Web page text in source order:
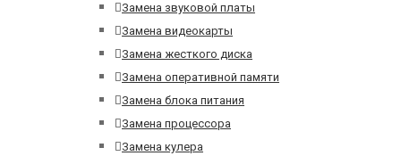
Замена звуковой платы
Замена видеокарты
Замена жесткого диска
Замена оперативной памяти
Замена блока питания
Замена процессора
Замена кулера